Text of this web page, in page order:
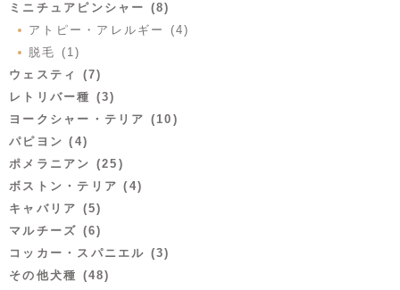
ミニチュアピンシャー (8)
アトピー・アレルギー (4)
脱毛 (1)
ウェスティ (7)
レトリバー種 (3)
ヨークシャー・テリア (10)
パピヨン (4)
ポメラニアン (25)
ボストン・テリア (4)
キャバリア (5)
マルチーズ (6)
コッカー・スパニエル (3)
その他犬種 (48)